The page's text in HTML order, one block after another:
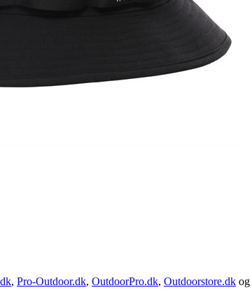
, Pro-Outdoor.dk, OutdoorPro.dk, Outdoorstore.dk og